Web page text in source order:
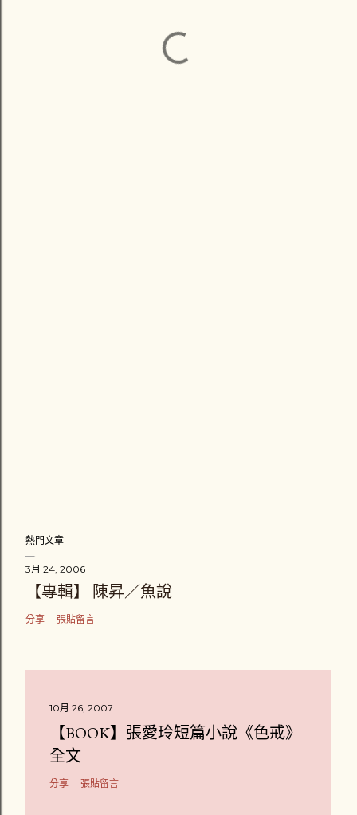
熱門文章
3月 24, 2006
【專輯】 陳昇／魚說
分享 張貼留言
10月 26, 2007
【BOOK】張愛玲短篇小說《色戒》
全文
分享 張貼留言